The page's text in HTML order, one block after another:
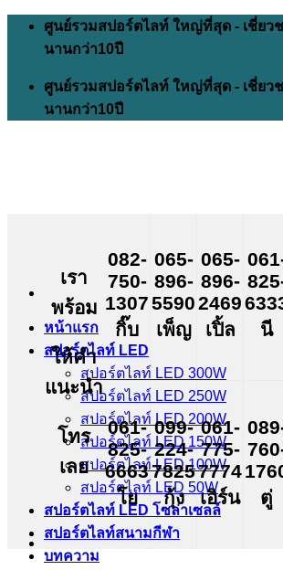
Skip
content
ศูนย์รวมสปอร์ตไลท์ ใหญ่ที่สุด - เชี่ย
นานกว่า10ปี
ศูนย์รวมสปอร์ตไลท์ ใหญ่ที่สุด - เชี่ย
นานกว่า10ปี
หน้าแรก
สปอร์ตไลท์ LED
สปอร์ตไลท์ LED 300W
สปอร์ตไลท์ LED 250W
สปอร์ตไลท์ LED 200W
สปอร์ตไลท์ LED 150W
สปอร์ตไลท์ LED 100W
สปอร์ตไลท์ LED 50W
สปอร์ตไลท์ LED โซล่าเซลล์
สปอร์ตไลท์สนามกีฬา
บทความ
เรา
พร้อม
ให้คำ
แนะนำ
โทร
เลย
082-
750-
1307
กิ๊บ
065-
896-
5590
เพ็ญ
065-
896-
2469
เปิ้ล
นี
061-
825-
6663
โย
099-
224-
7825
กุ้ง
061-
775-
7774
เอิร์น
ตู่